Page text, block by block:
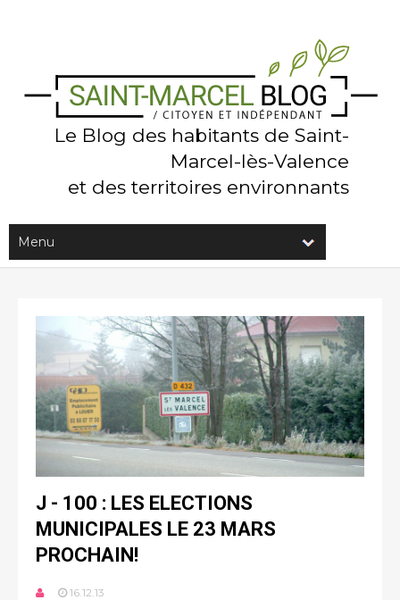
Le Blog des habitants de Saint-
Marcel-lès-Valence
et des territoires environnants
J - 100 : LES ELECTIONS
MUNICIPALES LE 23 MARS
PROCHAIN!
16.12.13